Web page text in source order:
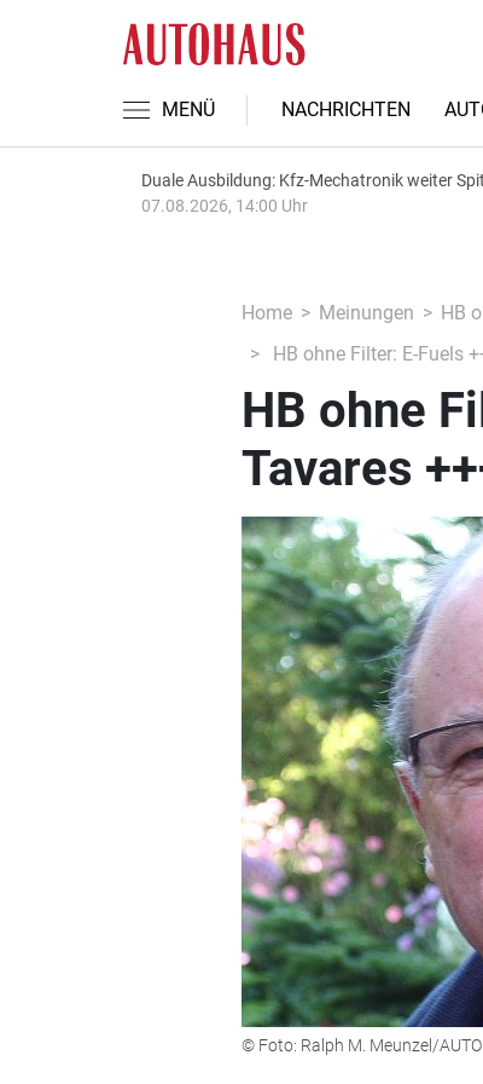
MENÜ NACHRICHTEN
Duale Ausbildung: Kfz-Mechatronik weiter
07.08.2026, 14:00 Uhr
Home Meinungen
HB
HB ohne Filter: E-Fuels
HB ohne
Tavares
© Foto: Ralph M. Meunzel/